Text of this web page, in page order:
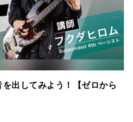
出してみよう！【ゼロから